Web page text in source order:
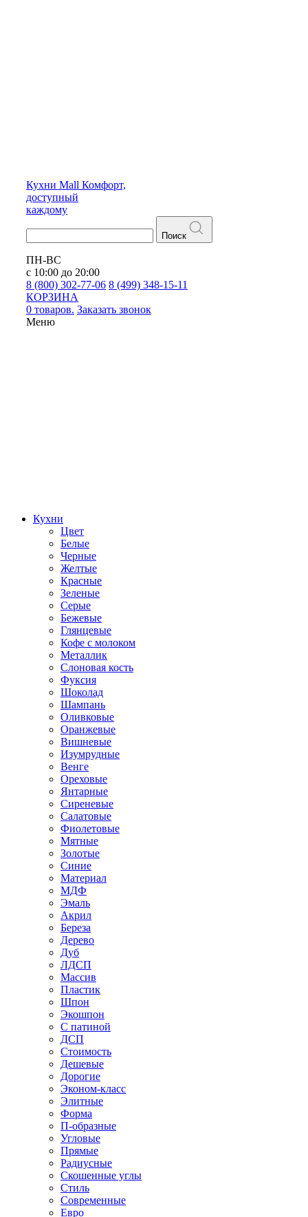
Кухни Mall Комфорт,
доступный
каждому
Поиск
ПН-ВС
с 10:00 до 20:00
8 (800) 302-77-06 8 (499) 348-15-11
КОРЗИНА
0 товаров. Заказать звонок
Меню
Кухни
Цвет
Белые
Черные
Желтые
Красные
Зеленые
Серые
Бежевые
Глянцевые
Кофе с молоком
Металлик
Слоновая кость
Фуксия
Шоколад
Шампань
Оливковые
Оранжевые
Вишневые
Изумрудные
Венге
Ореховые
Янтарные
Сиреневые
Салатовые
Фиолетовые
Мятные
Золотые
Синие
Материал
МДФ
Эмаль
Акрил
Береза
Дерево
Дуб
ЛДСП
Массив
Пластик
Шпон
Экошпон
С патиной
ДСП
Стоимость
Дешевые
Дорогие
Эконом-класс
Элитные
Форма
П-образные
Угловые
Прямые
Радиусные
Скошенные углы
Стиль
Современные
Евро